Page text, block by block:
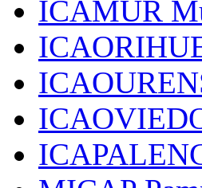
ICAMUR